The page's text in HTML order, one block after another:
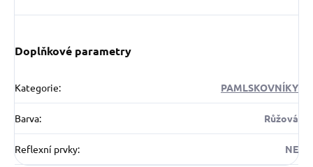
Doplňkové parametry
Kategorie: PAMLSKOVNÍKY
Barva: Růžová
Reflexní prvky: NE